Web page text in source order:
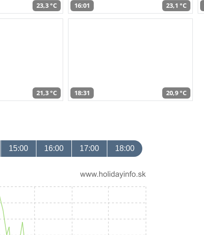
23,3 °C 16:01 23,1 °C
21,3 °C 18:31 20,9 °C
15:00 16:00 17:00 18:00